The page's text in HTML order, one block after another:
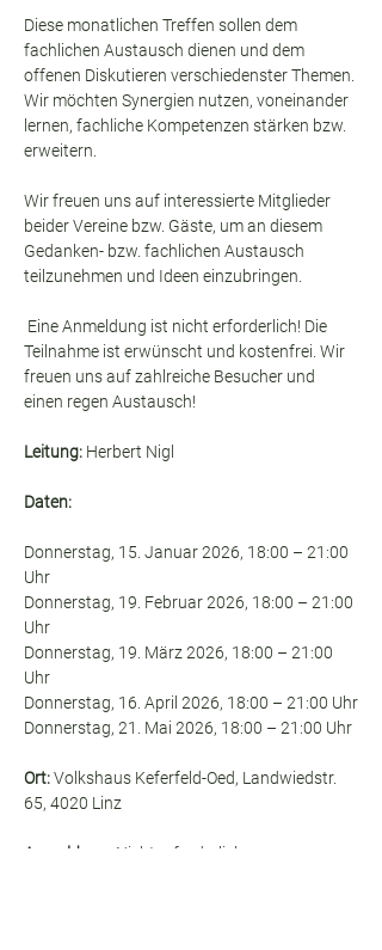
Diese monatlichen Treffen sollen dem
fachlichen Austausch dienen und dem
offenen Diskutieren verschiedenster Themen.
Wir möchten Synergien nutzen, voneinander
lernen, fachliche Kompetenzen stärken bzw.
erweitern.
Wir freuen uns auf interessierte Mitglieder
beider Vereine bzw. Gäste, um an diesem
Gedanken- bzw. fachlichen Austausch
teilzunehmen und Ideen einzubringen.
Eine Anmeldung ist nicht erforderlich! Die
Teilnahme ist erwünscht und kostenfrei. Wir
freuen uns auf zahlreiche Besucher und
einen regen Austausch!
Leitung: Herbert Nigl
Daten:
Donnerstag, 15. Januar 2026, 18:00 – 21:00
Uhr
Donnerstag, 19. Februar 2026, 18:00 – 21:00
Uhr
Donnerstag, 19. März 2026, 18:00 – 21:00
Uhr
Donnerstag, 16. April 2026, 18:00 – 21:00 Uhr
Donnerstag, 21. Mai 2026, 18:00 – 21:00 Uhr
Ort: Volkshaus Keferfeld-Oed, Landwiedstr.
65, 4020 Linz
Anmeldung: Nicht erforderlich.